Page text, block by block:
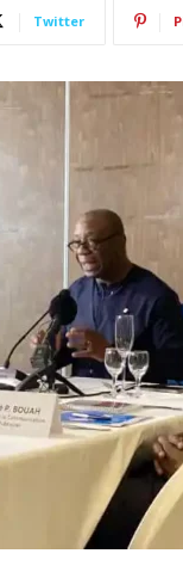
Twitter